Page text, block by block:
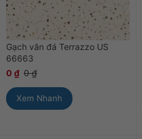
Gạch vân đá Terrazzo US
66663
0 ₫ 0₫
Xem Nhanh